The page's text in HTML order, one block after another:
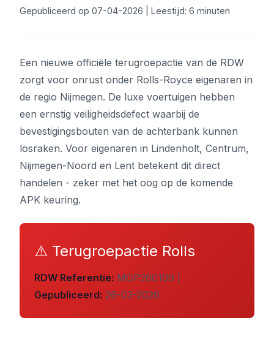
Gepubliceerd op 07-04-2026 | Leestijd: 6 minuten
Een nieuwe officiële terugroepactie van de RDW
zorgt voor onrust onder Rolls-Royce eigenaren in
de regio Nijmegen. De luxe voertuigen hebben
een ernstig veiligheidsdefect waarbij de
bevestigingsbouten van de achterbank kunnen
losraken. Voor eigenaren in Lindenholt, Centrum,
Nijmegen-Noord en Lent betekent dit direct
handelen - zeker met het oog op de komende
APK keuring.
⚠️ Terugroepactie Rolls
RDW Referentie: MGP260109 |
Gepubliceerd: 26-03-2026